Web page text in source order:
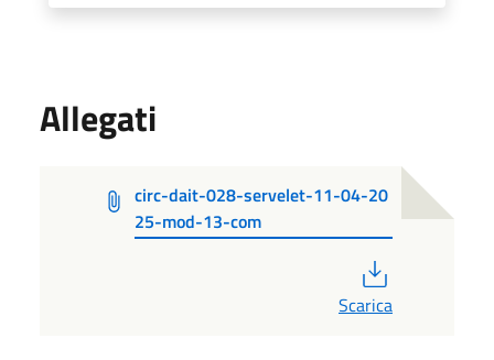
Allegati
circ-dait-028-servelet-11-04-20
25-mod-13-com
Scarica